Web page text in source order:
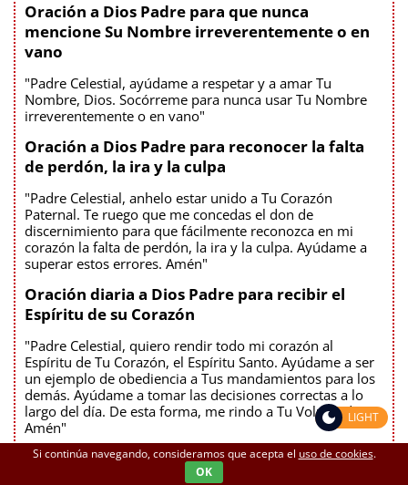
Oración a Dios Padre para que nunca
mencione Su Nombre irreverentemente o en
vano
"Padre Celestial, ayúdame a respetar y a amar Tu
Nombre, Dios. Socórreme para nunca usar Tu Nombre
irreverentemente o en vano"
Oración a Dios Padre para reconocer la falta
de perdón, la ira y la culpa
"Padre Celestial, anhelo estar unido a Tu Corazón
Paternal. Te ruego que me concedas el don de
discernimiento para que fácilmente reconozca en mi
corazón la falta de perdón, la ira y la culpa. Ayúdame a
superar estos errores. Amén"
Oración diaria a Dios Padre para recibir el
Espíritu de su Corazón
"Padre Celestial, quiero rendir todo mi corazón al
Espíritu de Tu Corazón, el Espíritu Santo. Ayúdame a ser
un ejemplo de obediencia a Tus mandamientos para los
demás. Ayúdame a tomar las decisiones correctas a lo
largo del día. De esta forma, me rindo a Tu Voluntad.
Amén"
Oración diaria a María, Protectora de la Fe
Si continúa navegando, consideramos que acepta el uso de cookies.
OK
LIGHT